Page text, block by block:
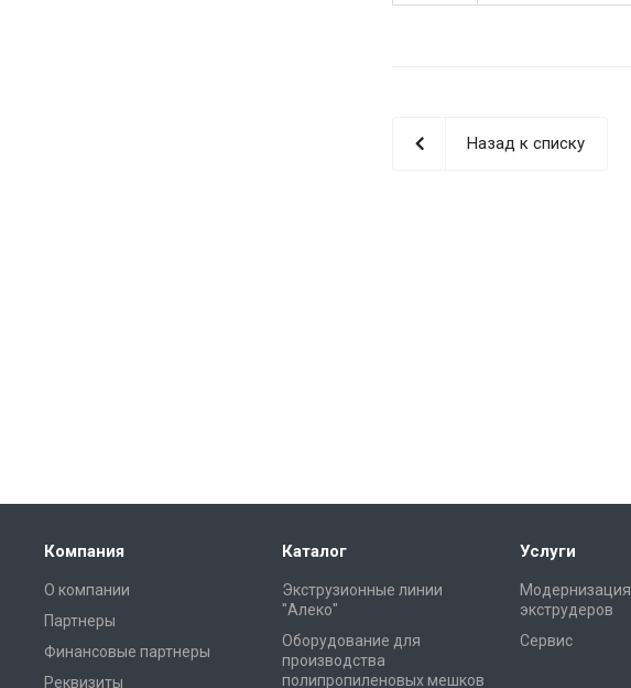
Назад к списку
Компания
О компании
Партнеры
Финансовые партнеры
Реквизиты
Каталог
Экструзионные линии
"Алеко"
Оборудование для
производства
полипропиленовых мешков
Услуги
Модернизация
экструдеров
Сервис